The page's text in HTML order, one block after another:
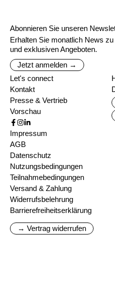
Abonnieren Sie unseren
Erhalten Sie monatlich News
und exklusiven Angeboten.
Jetzt anmelden →
Let's connect
Kontakt
Presse & Vertrieb
Vorschau
Impressum
AGB
Datenschutz
Nutzungsbedingungen
Teilnahmebedingungen
Versand & Zahlung
Widerrufsbelehrung
Barrierefreiheitserklärung
→ Vertrag widerrufen